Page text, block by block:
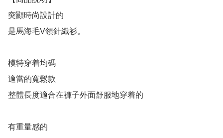
突顯時尚設計的
是馬海毛V領針織衫。
模特穿着均碼
適當的寬鬆款
整體長度適合在褲子外面舒服地穿着的
有重量感的